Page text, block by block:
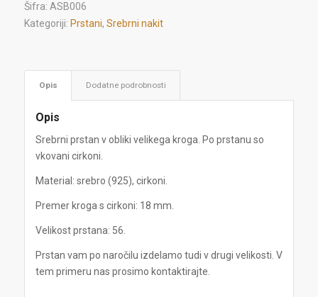
Šifra: ASB006
Kategoriji: Prstani, Srebrni nakit
Opis Dodatne podrobnosti
Opis
Srebrni prstan v obliki velikega kroga. Po prstanu so
vkovani cirkoni.
Material: srebro (925), cirkoni.
Premer kroga s cirkoni: 18 mm.
Velikost prstana: 56.
Prstan vam po naročilu izdelamo tudi v drugi velikosti. V
tem primeru nas prosimo kontaktirajte.